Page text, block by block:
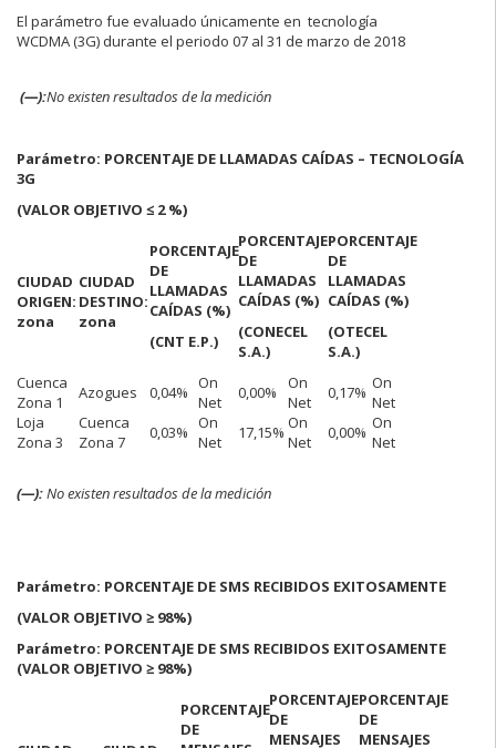
El parámetro fue evaluado únicamente en tecnología
WCDMA (3G) durante el periodo 07 al 31 de marzo de 2018
(—):No existen resultados de la medición
Parámetro: PORCENTAJE DE LLAMADAS CAÍDAS – TECNOLOGÍA
3G
(VALOR OBJETIVO ≤ 2 %)
CIUDAD
ORIGEN:
zona
CIUDAD
DESTINO:
zona
PORCENTAJE
DE
LLAMADAS
CAÍDAS (%)
(CNT E.P.)
PORCENTAJE
DE
LLAMADAS
CAÍDAS (%)
(CONECEL
S.A.)
PORCENTAJE
DE
LLAMADAS
CAÍDAS (%)
(OTECEL
S.A.)
Cuenca
Zona 1
Azogues 0,04% On
Net
0,00%
On
Net
0,17% On
Net
Loja
Zona 3
Cuenca
Zona 7
0,03% On
Net
17,15% On
Net
0,00% On
Net
(—):No existen resultados de la medición
Parámetro: PORCENTAJE DE SMS RECIBIDOS EXITOSAMENTE
(VALOR OBJETIVO ≥ 98%)
Parámetro: PORCENTAJE DE SMS RECIBIDOS EXITOSAMENTE
(VALOR OBJETIVO ≥ 98%)
PORCENTAJE
DE
PORCENTAJE
DE
MENSAJES
PORCENTAJE
DE
MENSAJES